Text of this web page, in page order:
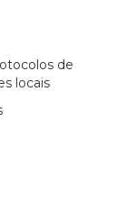
de
locais